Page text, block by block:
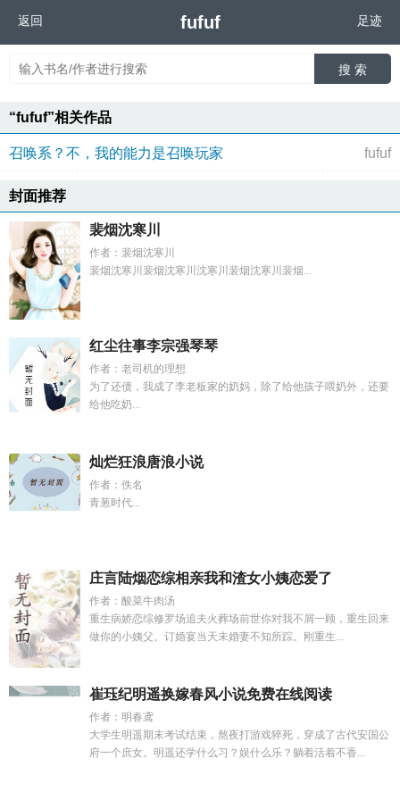
返回 fufuf 足迹
搜 索
“fufuf”相关作品
召唤系？不，我的能力是召唤玩家 fufuf
封面推荐
裴烟沈寒川
作者：裴烟沈寒川
裴烟沈寒川裴烟沈寒川沈寒川裴烟沈寒川裴烟...
红尘往事李宗强琴琴
作者：老司机的理想
为了还债，我成了李老板家的奶妈，除了给他孩子喂奶外，还要
给他吃奶...
灿烂狂浪唐浪小说
作者：佚名
青葱时代...
庄言陆烟恋综相亲我和渣女小姨恋爱了
作者：酸菜牛肉汤
重生病娇恋综修罗场追夫火葬场前世你对我不屑一顾，重生回来
做你的小姨父。订婚宴当天未婚妻不知所踪。刚重生...
崔珏纪明遥换嫁春风小说免费在线阅读
作者：明春鸢
大学生明遥期末考试结束，熬夜打游戏猝死，穿成了古代安国公
府一个庶女。明遥还学什么习？娱什么乐？躺着活着不香...